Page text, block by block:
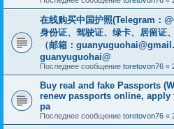
在线购买中国护照(Telegram：
身份证、驾驶证、绿卡、居留证
（邮箱：
guanyuguohai@
Последнее сообщение toretovon76 «
Buy real and fake Passports
renew passports online,
pa
Последнее сообщение toretovon76 «